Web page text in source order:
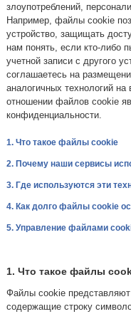
злоупотреблений,
Например, файлы cookie
устройство, защищать
нам понять, если кто-либо
учетной записи с другого
соглашаетесь на
аналогичных технологий
отношении файлов cookie
конфиденциальности.
1. Что такое файлы cookie
2. Почему наши сервисы
3. Где используются эти
4. Как долго файлы cookie
5. Управление файлами
1. Что такое файлы
Файлы cookie
содержащие строку